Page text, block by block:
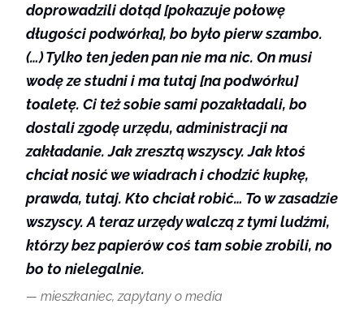
doprowadzili dotąd [pokazuje połowę
długości podwórka], bo było pierw szambo.
(…) Tylko ten jeden pan nie ma nic. On musi
wodę ze studni i ma tutaj [na podwórku]
toaletę. Ci też sobie sami pozakładali, bo
dostali zgodę urzędu, administracji na
zakładanie. Jak zresztą wszyscy. Jak ktoś
chciał nosić we wiadrach i chodzić kupkę,
prawda, tutaj. Kto chciał robić… To w zasadzie
wszyscy. A teraz urzędy walczą z tymi ludźmi,
którzy bez papierów coś tam sobie zrobili, no
bo to nielegalnie.
mieszkaniec, zapytany o media